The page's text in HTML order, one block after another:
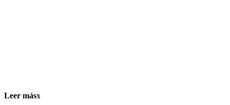
Leer másx